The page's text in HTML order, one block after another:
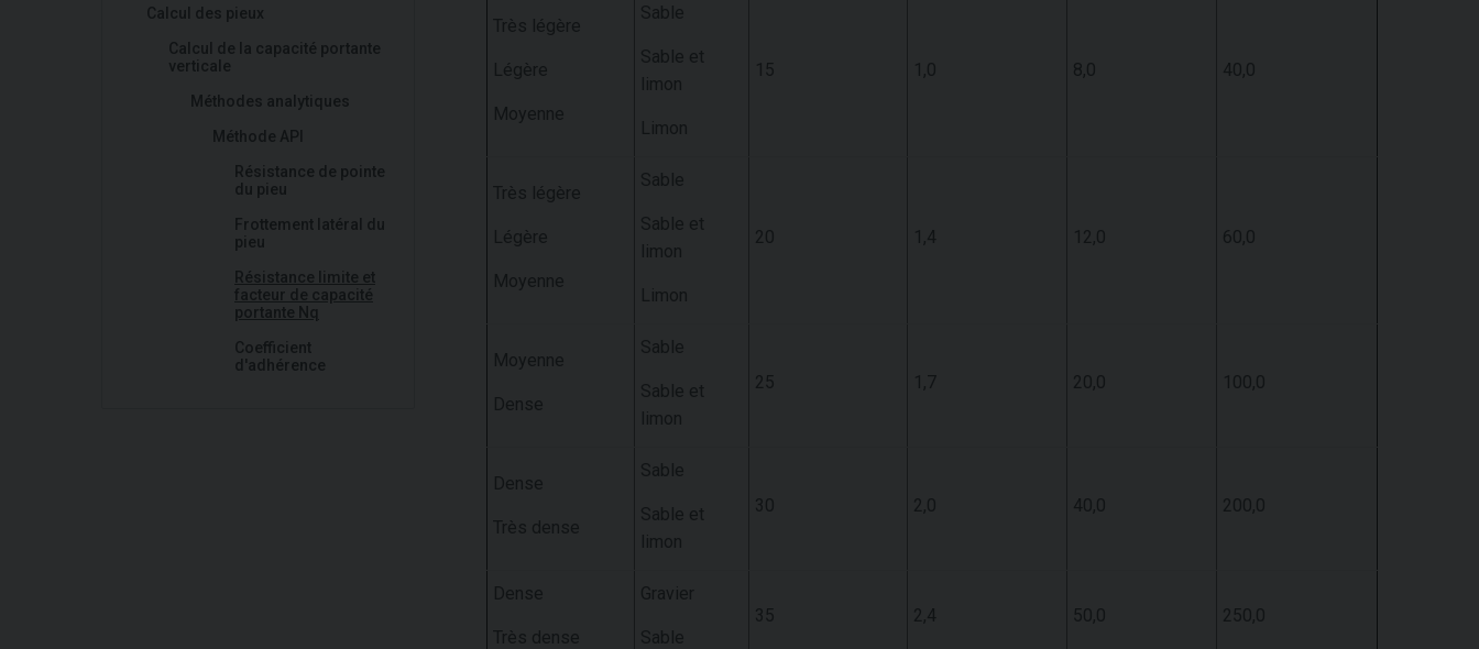
Calcul des pieux
Calcul de la capacité portante
verticale
Méthodes analytiques
Méthode API
Résistance de pointe
du pieu
Frottement latéral du
pieu
Résistance limite et
facteur de capacité
portante Nq
Coefficient
d'adhérence
Très légère
Légère
Moyenne
Sable
Sable et
limon
Limon
15 1,0 8,0 40,0
Très légère
Légère
Moyenne
Sable
Sable et
limon
Limon
20 1,4 12,0 60,0
Moyenne
Dense
Sable
Sable et
limon
25 1,7 20,0 100,0
Dense
Très dense
Sable
Sable et
limon
30 2,0 40,0 200,0
Dense
Très dense
Gravier
Sable
35 2,4 50,0 250,0